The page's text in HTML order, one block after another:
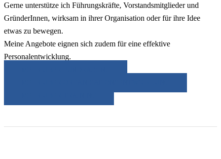
Gerne unterstütze ich Führungskräfte, Vorstandsmitglieder und
GründerInnen, wirksam in ihrer Organisation oder für ihre Idee
etwas zu bewegen.
Meine Angebote eignen sich zudem für eine effektive
Personalentwicklung.